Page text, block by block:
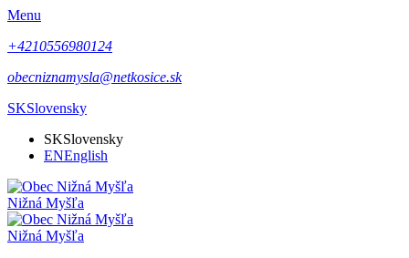
Menu
+4210556980124
obecniznamysla@netkosice.sk
SKSlovensky
SKSlovensky
ENEnglish
Nižná Myšľa
Nižná Myšľa